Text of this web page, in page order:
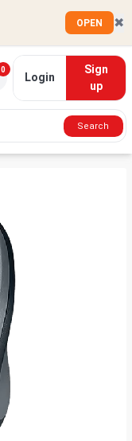
OPEN ✖
0
Login
Sign
up
Search